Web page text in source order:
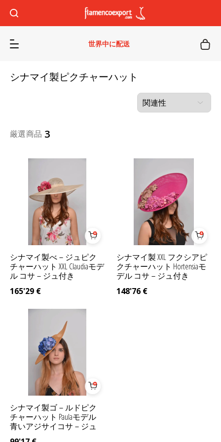
世界中に配送
シナマイ製ピクチャーハット
厳選商品 3
シナマイ製べ－ジュピク
チャーハット XXL Claudiaモデ
ル コサ－ジュ付き
165'29 €
シナマイ製 XXL フクシアピ
クチャーハット Hortensiaモ
デル コサ－ジュ付き
148'76 €
シナマイ製ゴ－ルドピク
チャーハット Paulaモデル
青いアジサイコサ－ジュ